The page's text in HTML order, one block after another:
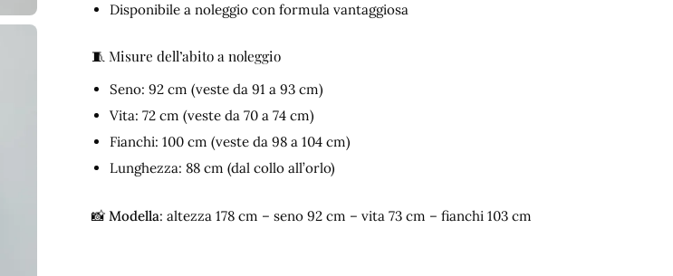
Disponibile a noleggio con formula vantaggiosa
🧵 Misure dell’abito a noleggio
Seno: 92 cm (veste da 91 a 93 cm)
Vita: 72 cm (veste da 70 a 74 cm)
Fianchi: 100 cm (veste da 98 a 104 cm)
Lunghezza: 88 cm (dal collo all’orlo)
📸 Modella: altezza 178 cm – seno 92 cm – vita 73 cm – fianchi 103 cm